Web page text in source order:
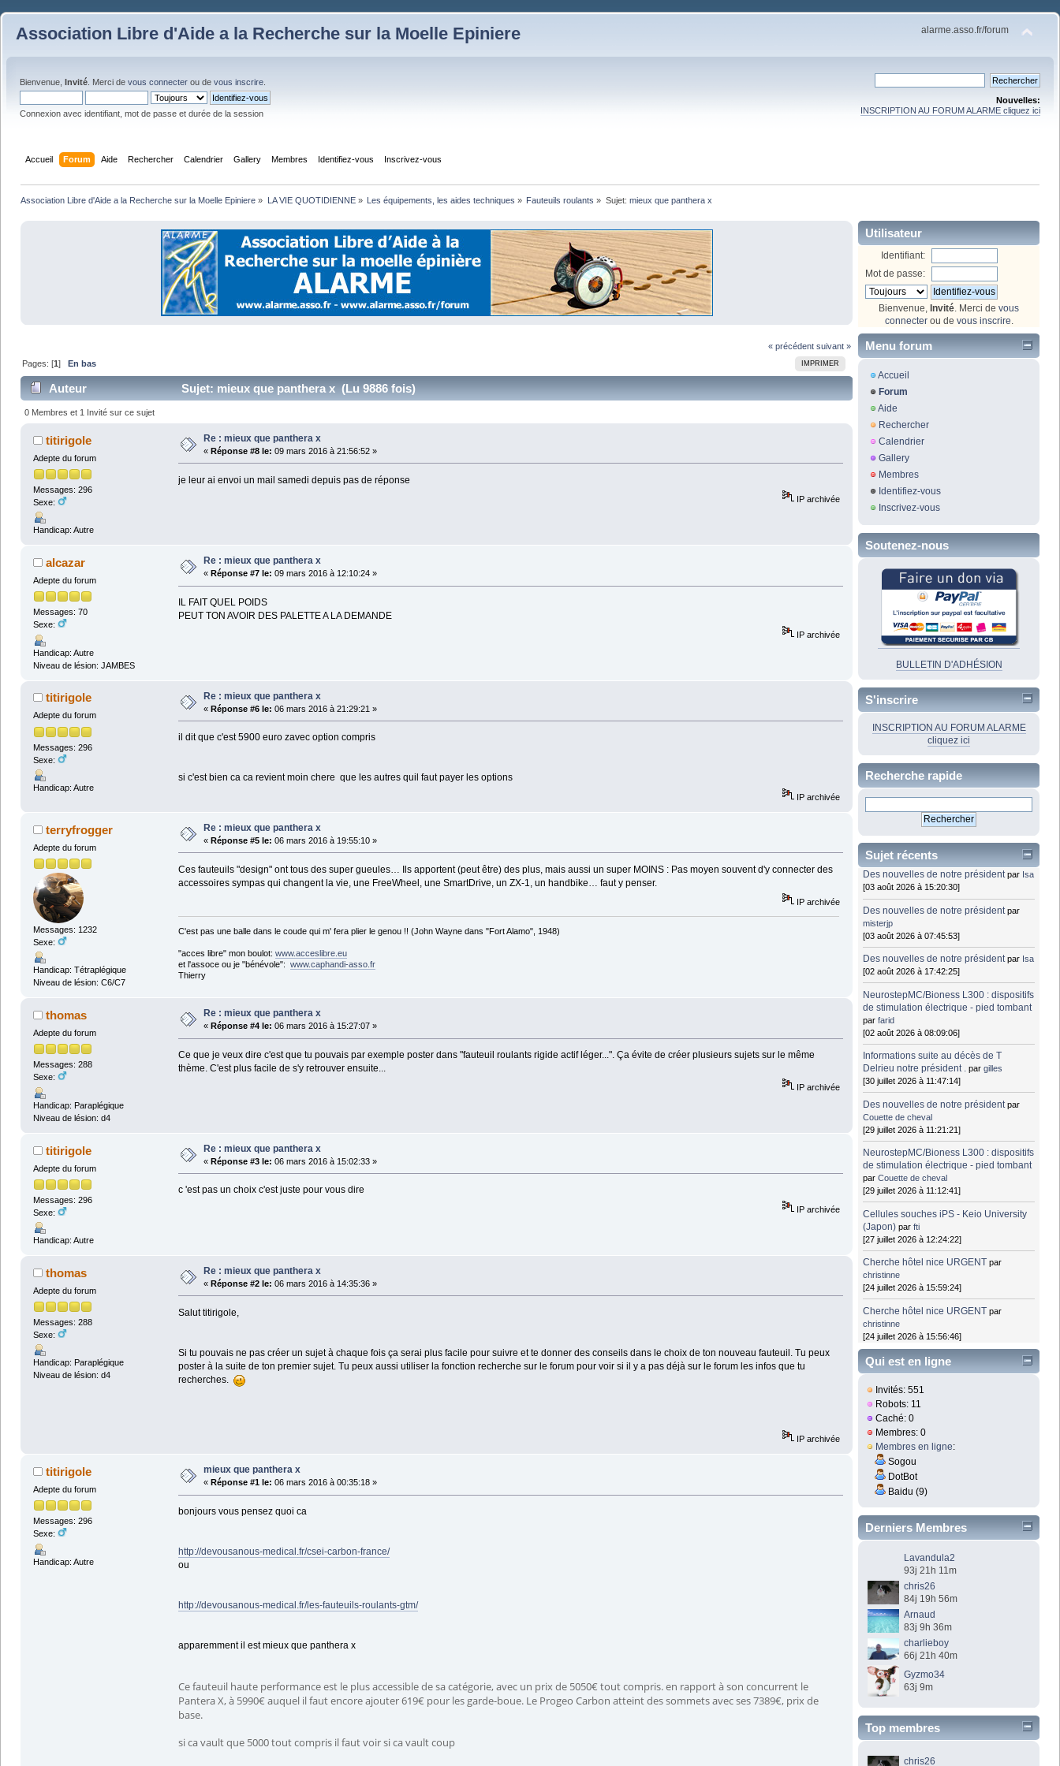
Association Libre d'Aide a la Recherche sur la Moelle Epiniere alarme.asso.fr/forum
Bienvenue, Invité . Merci de vous connecter ou de vous inscrire
Connexion avec identifiant, mot de passe et durée de la session
Nouvelles:
INSCRIPTION AU FORUM ALARME cliquez ici
Accueil Forum Aide Rechercher Calendrier Gallery Membres Identifiez-vous Inscrivez-vous
Association Libre d'Aide a la Recherche sur la Moelle Epiniere » LA VIE QUOTIDIENNE» Les équipements, les aides techniques » Fauteuils roulants » Sujet: mieux que panthera x
« précédent suivant »
IMPRIMER
Pages: [1] En bas
Auteur Sujet: mieux que panthera x (Lu 9886 fois)
0 Membres et 1 Invité sur ce sujet
titirigole
Adepte du forum
Messages: 296
Sexe:
Handicap: Autre
Re : mieux que panthera x
« Réponse #8 le: 09 mars 2016 à 21:56:52 »
je leur ai envoi un mail samedi depuis pas de réponse
IP archivée
alcazar
Adepte du forum
Messages: 70
Sexe:
Handicap: Autre
Niveau de lésion: JAMBES
Re : mieux que panthera x
« Réponse #7 le: 09 mars 2016 à 12:10:24 »
IL FAIT QUEL POIDS
PEUT TON AVOIR DES PALETTE A LA DEMANDE
IP archivée
titirigole
Adepte du forum
Messages: 296
Sexe:
Handicap: Autre
Re : mieux que panthera x
« Réponse #6 le: 06 mars 2016 à 21:29:21 »
il dit que c'est 5900 euro zavec option compris
si c'est bien ca ca revient moin chere que les autres quil faut payer les options
IP archivée
terryfrogger
Adepte du forum
Messages: 1232
Sexe:
Handicap: Tétraplégique
Niveau de lésion: C6/C7
Re : mieux que panthera x
« Réponse #5 le: 06 mars 2016 à 19:55:10 »
Ces fauteuils "design" ont tous des super gueules… Ils apportent (peut être) des plus, mais aussi un super MOINS : Pas moyen souvent d'y connecter des
accessoires sympas qui changent la vie, une FreeWheel, une SmartDrive, un ZX-1, un handbike… faut y penser.
IP archivée
C'est pas une balle dans le coude qui m' fera plier le genou !! (John Wayne dans "Fort Alamo", 1948)
"acces libre" mon boulot: www.acceslibre.eu
et l'assoce ou je "bénévole": www.caphandi-asso.fr
Thierry
thomas
Adepte du forum
Messages: 288
Sexe:
Handicap: Paraplégique
Niveau de lésion: d4
Re : mieux que panthera x
« Réponse #4 le: 06 mars 2016 à 15:27:07 »
Ce que je veux dire c'est que tu pouvais par exemple poster dans "fauteuil roulants rigide actif léger...". Ça évite de créer plusieurs sujets sur le même
thème. C'est plus facile de s'y retrouver ensuite...
IP archivée
titirigole
Adepte du forum
Messages: 296
Sexe:
Handicap: Autre
Re : mieux que panthera x
« Réponse #3 le: 06 mars 2016 à 15:02:33 »
c 'est pas un choix c'est juste pour vous dire
IP archivée
thomas
Adepte du forum
Messages: 288
Sexe:
Handicap: Paraplégique
Niveau de lésion: d4
Re : mieux que panthera x
« Réponse #2 le: 06 mars 2016 à 14:35:36 »
Salut titirigole,
Si tu pouvais ne pas créer un sujet à chaque fois ça serai plus facile pour suivre et te donner des conseils dans le choix de ton nouveau fauteuil. Tu peux
poster à la suite de ton premier sujet. Tu peux aussi utiliser la fonction recherche sur le forum pour voir si il y a pas déjà sur le forum les infos que tu
recherches.
IP archivée
titirigole
Adepte du forum
Messages: 296
Sexe:
Handicap: Autre
mieux que panthera x
« Réponse #1 le: 06 mars 2016 à 00:35:18 »
bonjours vous pensez quoi ca
http://devousanous-medical.fr/csei-carbon-france/
ou
http://devousanous-medical.fr/les-fauteuils-roulants-gtm/
apparemment il est mieux que panthera x
Ce fauteuil haute performance est le plus accessible de sa catégorie, avec un prix de 5050€ tout compris. en rapport à son concurrent le
Pantera X, à 5990€ auquel il faut encore ajouter 619€ pour les garde-boue. Le Progeo Carbon atteint des sommets avec ses 7389€, prix de
base.
si ca vault que 5000 tout compris il faut voir si ca vault coup
Utilisateur
Identifiant:
Mot de passe:
Bienvenue, Invité . Merci de vous
connecterou de vous inscrire
Menu forum
Accueil
Forum
Aide
Rechercher
Calendrier
Gallery
Membres
Identifiez-vous
Inscrivez-vous
Soutenez-nous
BULLETIN D'ADHÉSION
S'inscrire
INSCRIPTION AU FORUM ALARME
cliquez ici
Recherche rapide
Sujet récents
Des nouvelles de notre président par Isa
[03 août 2026 à 15:20:30]
Des nouvelles de notre président par
misterjp
[03 août 2026 à 07:45:53]
Des nouvelles de notre président par Isa
[02 août 2026 à 17:42:25]
NeurostepMC/Bioness L300 : dispositifs
de stimulation électrique - pied tombant
parfarid
[02 août 2026 à 08:09:06]
Informations suite au décès de T
Delrieu notre président . pargilles
[30 juillet 2026 à 11:47:14]
Des nouvelles de notre président par
Couette de cheval
[29 juillet 2026 à 11:21:21]
NeurostepMC/Bioness L300 : dispositifs
de stimulation électrique - pied tombant
parCouette de cheval
[29 juillet 2026 à 11:12:41]
Cellules souches iPS - Keio University
(Japon) parfti
[27 juillet 2026 à 12:24:22]
Cherche hôtel nice URGENT par
christinne
[24 juillet 2026 à 15:59:24]
Cherche hôtel nice URGENT par
christinne
[24 juillet 2026 à 15:56:46]
Qui est en ligne
Invités: 551
Robots: 11
Caché: 0
Membres: 0
Membres en ligne:
Sogou
DotBot
Baidu (9)
Derniers Membres
Lavandula2
93j 21h 11m
chris26
84j 19h 56m
Arnaud
83j 9h 36m
charlieboy
66j 21h 40m
Gyzmo34
63j 9m
Top membres
chris26